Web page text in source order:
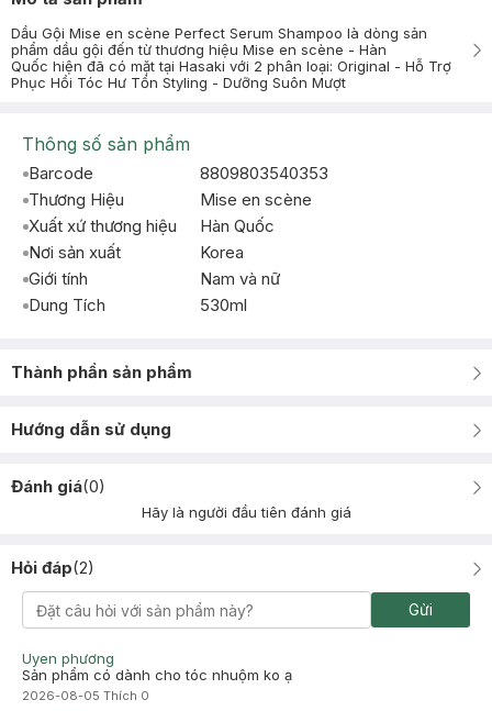
Dầu Gội Mise en scène Perfect Serum Shampoo là dòng sản
phẩm dầu gội đến từ thương hiệu Mise en scène - Hàn
Quốc hiện đã có mặt tại Hasaki với 2 phân loại: Original - Hỗ Trợ
Phục Hồi Tóc Hư Tổn Styling - Dưỡng Suôn Mượt
Thông số sản phẩm
Barcode
8809803540353
Thương Hiệu
Mise en scène
Xuất xứ thương hiệu
Hàn Quốc
Nơi sản xuất
Korea
Giới tính
Nam và nữ
Dung Tích
530ml
Thành phần sản phẩm
Hướng dẫn sử dụng
Đánh giá(0)
Hãy là người đầu tiên đánh giá
Hỏi đáp(2)
Gửi
Uyen phương
Sản phẩm có dành cho tóc nhuộm ko ạ
2026-08-05 Thích 0